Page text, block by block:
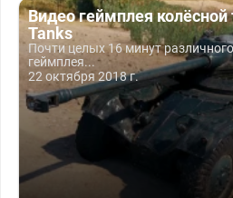
Видео геймплея колёсной
Tanks
Почти целых 16 минут
геймплея...
22 октября 2018 г.